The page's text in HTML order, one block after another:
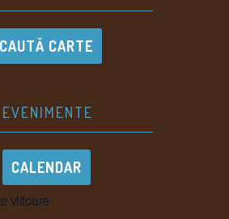
CAUTĂ CARTE
EVENIMENTE
CALENDAR
viitoare